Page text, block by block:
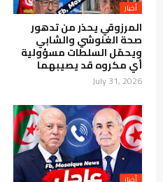
أخبار
المرزوقي يحذر من تدهور
صحة الغنوشي والشابي
ويحمّل السلطات مسؤولية
أي مكروه قد يصيبهما
July 31, 2026